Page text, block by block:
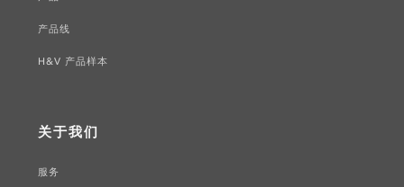
产品线
H&V 产品样本
关于我们
服务